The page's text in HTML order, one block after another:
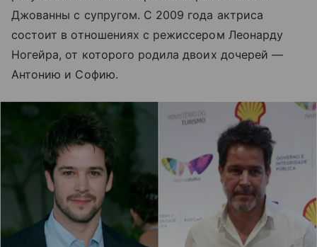
Джованны с супругом. С 2009 года актриса
состоит в отношениях с режиссером Леонарду
Ногейра, от которого родила двоих дочерей —
Антонию и Софию.